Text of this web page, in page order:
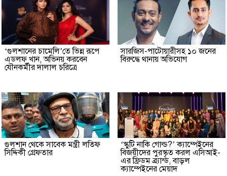
‘গুলশানের চামেলি’তে ভিন্ন রূপে
এডলফ খান, অভিনয় করবেন
যৌনকর্মীর দালাল চরিত্রে
সারজিস-পাটোয়ারীসহ ১০ জনের
বিরুদ্ধে থানায় অভিযোগ
গুলশান থেকে সাবেক মন্ত্রী লতিফ
সিদ্দিকী গ্রেফতার
‘স্কুটি নাকি গোল্ড?’ ক্যাম্পেইনের
বিজয়ীদের পুরস্কৃত করল এসিআই-
এর ফ্রিডম ব্র্যান্ড, বাড়ল
ক্যাম্পেইনের মেয়াদ